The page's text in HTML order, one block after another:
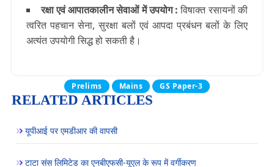
रक्षा एवं आपातकालीन सेवाओं में उपयोग : विषाक्त रसायनों की
त्वरित पहचान सेना, सुरक्षा बलों एवं आपदा प्रबंधन बलों के लिए
अत्यंत उपयोगी सिद्ध हो सकती है।
Prelims Mains GS Paper-3
RELATED ARTICLES
यूपीआई पर एमडीआर की वापसी
टाटा संस लिमिटेड का एनबीएफसी-यूएल के रूप में वर्गीकरण